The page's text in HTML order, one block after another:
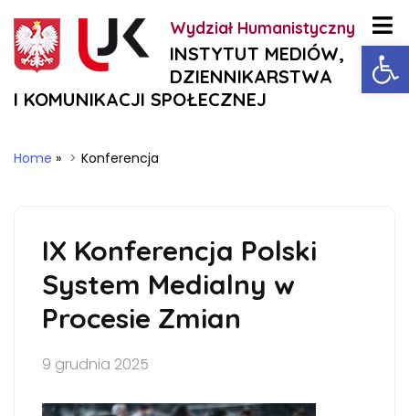
Wydział Humanistyczny
INSTYTUT MEDIÓW,
DZIENNIKARSTWA
I KOMUNIKACJI SPOŁECZNEJ
Home » Konferencja
IX Konferencja Polski
System Medialny w
Procesie Zmian
9 grudnia 2025